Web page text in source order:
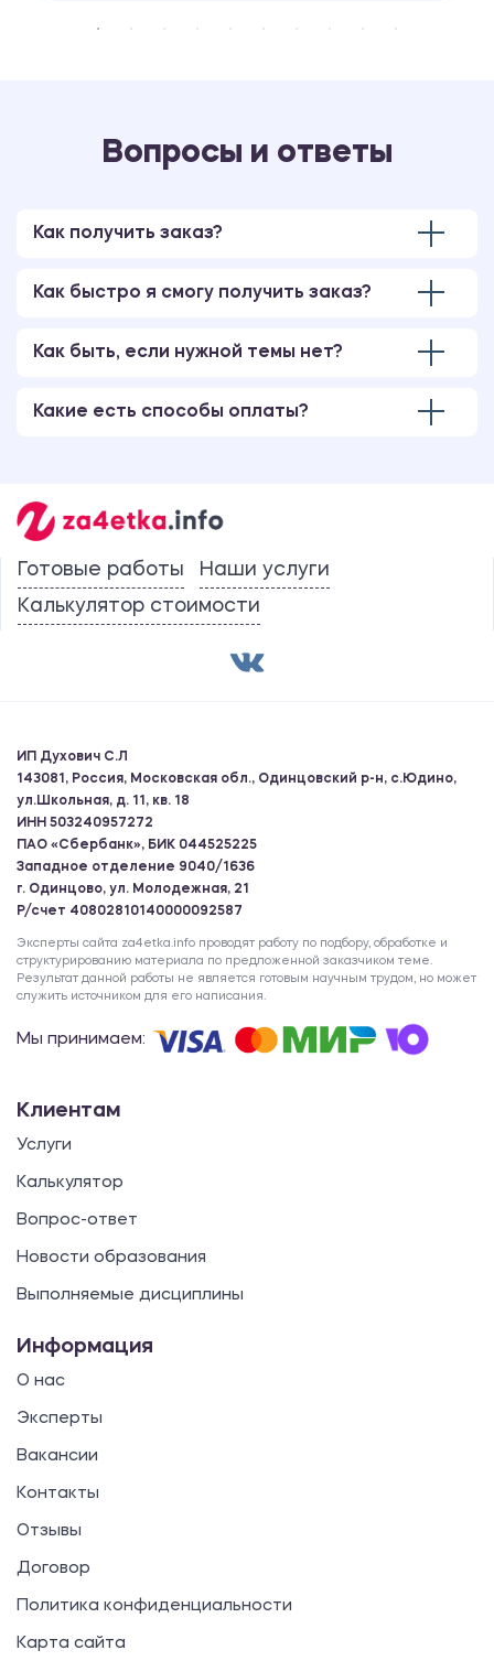
Вопросы и ответы
Как получить заказ?
Как быстро я смогу получить заказ?
Как быть, если нужной темы нет?
Какие есть способы оплаты?
Готовые работы
Наши услуги
Калькулятор стоимости
ИП Духович С.Л
143081, Россия, Московская обл., Одинцовский р-н, с.Юдино,
ул.Школьная, д. 11, кв. 18
ИНН 503240957272
ПАО «Сбербанк», БИК 044525225
Западное отделение 9040/1636
г. Одинцово, ул. Молодежная, 21
Р/счет 40802810140000092587
Эксперты сайта za4etka.info проводят работу по подбору, обработке и
структурированию материала по предложенной заказчиком теме.
Результат данной работы не является готовым научным трудом, но может
служить источником для его написания.
Мы принимаем:
Клиентам
Услуги
Калькулятор
Вопрос-ответ
Новости образования
Выполняемые дисциплины
Информация
О нас
Эксперты
Вакансии
Контакты
Отзывы
Договор
Политика конфиденциальности
Карта сайта